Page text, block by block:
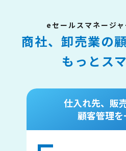
eセールスマネージ
商社、卸売業の
もっとス
仕入れ先、販
顧客管理を